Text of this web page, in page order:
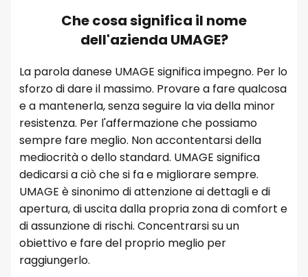
Che cosa significa il nome
dell'azienda UMAGE?
La parola danese UMAGE significa impegno. Per lo
sforzo di dare il massimo. Provare a fare qualcosa
e a mantenerla, senza seguire la via della minor
resistenza. Per l'affermazione che possiamo
sempre fare meglio. Non accontentarsi della
mediocrità o dello standard. UMAGE significa
dedicarsi a ciò che si fa e migliorare sempre.
UMAGE è sinonimo di attenzione ai dettagli e di
apertura, di uscita dalla propria zona di comfort e
di assunzione di rischi. Concentrarsi su un
obiettivo e fare del proprio meglio per
raggiungerlo.